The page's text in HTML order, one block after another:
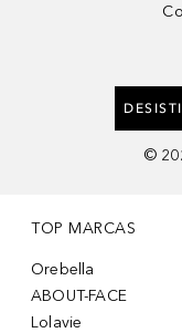
©
TOP MARCAS
Orebella
ABOUT-FACE
Lolavie